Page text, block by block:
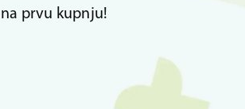
na prvu kupnju!